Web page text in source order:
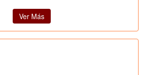
Ver Más